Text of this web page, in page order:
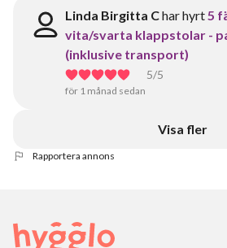
Linda Birgitta Char hyrt5
vita/svarta klappstolar -
(inklusive transport)
5/5
för 1 månad sedan
Visa fler
Rapportera annons